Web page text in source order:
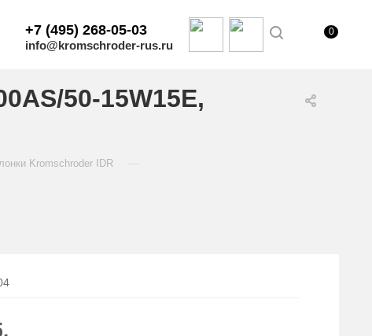
+7 (495) 268-05-03
info@kromschroder-rus.ru
0
50-15W15E,
Kromschroder IDR